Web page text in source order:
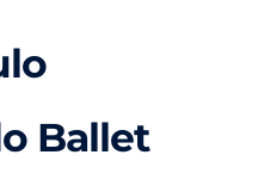
Ballet